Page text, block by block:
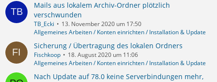
Mails aus lokalem Archiv-Ordner plötzlich
verschwunden
TB_Ecki
13. November 2020 um 17:50
Allgemeines Arbeiten / Konten einrichten / Installation & Update
Sicherung / Übertragung des lokalen Ordners
Fischkoop
18. August 2020 um 11:06
Allgemeines Arbeiten / Konten einrichten / Installation & Update
Nach Update auf 78.0 keine Serverbindungen mehr,